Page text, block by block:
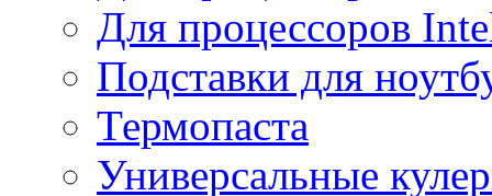
Для процессоров
Подставки для
Термопаста
Универсальные